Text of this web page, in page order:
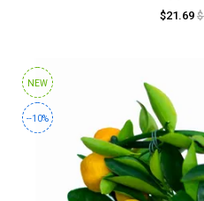
$21.69
NEW
--10%